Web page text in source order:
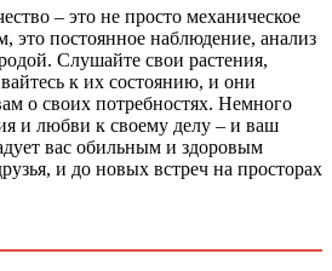
– это не просто механическое
это постоянное наблюдение, анализ
Слушайте свои растения,
к их состоянию, и они
о своих потребностях. Немного
и любви к своему делу – и ваш
вас обильным и здоровым
и до новых встреч на просторах